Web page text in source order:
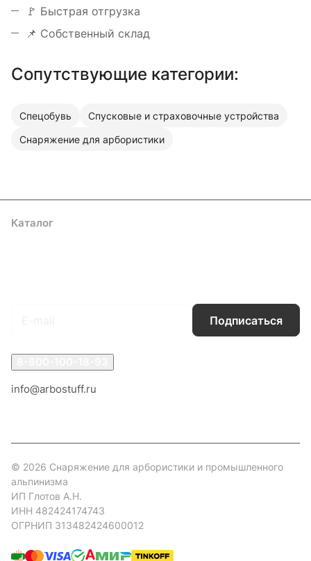
🚩 Быстрая отгрузка
📌 Собственный склад
Сопутствующие категории:
Спецобувь
Спусковые и страховочные устройства
Снаряжение для арбористики
Каталог
Подписаться
info@arbostuff.ru
© 2026 Снаряжение для арбористики и промышленного
альпинизма
ИП Глотов А.Н.
ИНН 482424174743
ОГРНИП 313482424600012